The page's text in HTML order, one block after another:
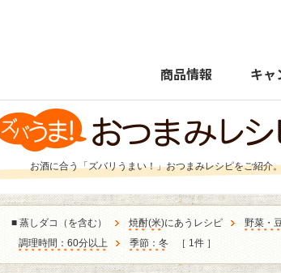
商品情報 キャ
お酒に合う「ズバリうまい！」おつまみレシピをご紹介
■ 蒸しダコ（を含む） 焼酎(米)にあうレシピ 野菜・
調理時間：60分以上
季節：冬 ［ 1件 ］